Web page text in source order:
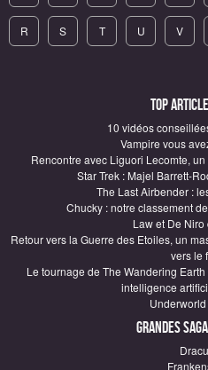
R S T U V
Top
10 vidéos
Vampire vous
Rencontre avec Liguori Lecomte,
Star Trek : Majel Barrett-
The Last Airbender :
Chucky : notre classement
Law et De Niro
Retour vers la Guerre des Etoiles, un
vers le
Le tournage de The Wandering
intelligence
Grandes